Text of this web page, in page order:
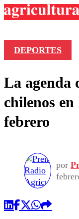
DEPORTES
La agenda
chilenos
febrero
por